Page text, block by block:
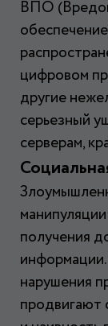
ВПО
цифровом
другие
серьезный
серверам,
получения
нарушения
продвигают